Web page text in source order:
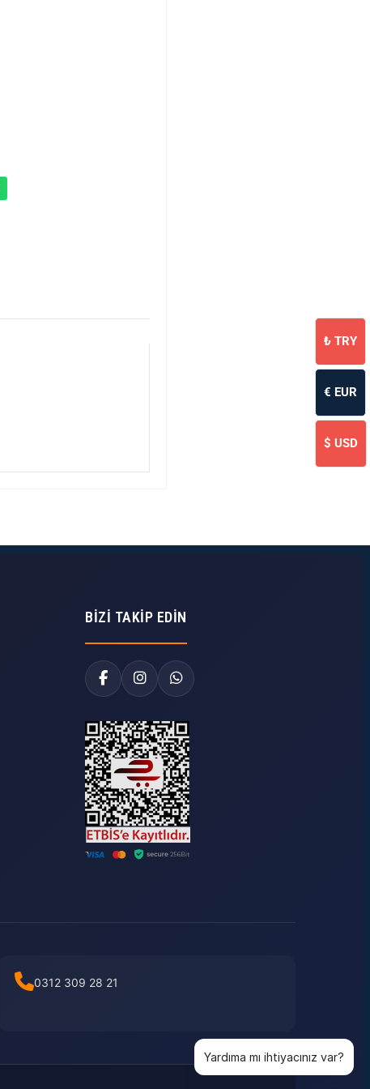
BIZI TAKIP EDIN
0312 309 28 21
₺ TRY
€ EUR
$ USD
Yardıma mı ihtiyacınız var?